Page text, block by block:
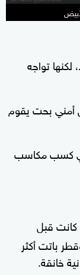
تواجه
أمني بحت يقوم
كسب مكاسب
قبل
باتت أكثر
خانقة.